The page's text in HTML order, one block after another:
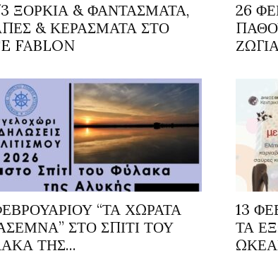
ΞΟΡΚΙΑ & ΦΑΝΤΑΣΜΑΤΑ,
& ΚΕΡΑΣΜΑΤΑ ΣΤΟ
FABLON
26
“ΤΑ ΧΩΡΑΤΑ
ΣΤΟ ΣΠΙΤΙ ΤΟΥ
ΤΗΣ...
13
ΤΑ